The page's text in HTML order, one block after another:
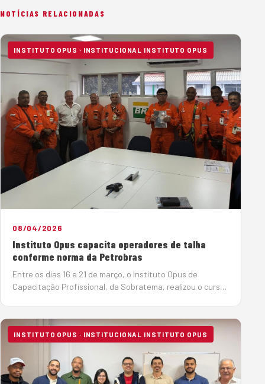
NOTÍCIAS RELACIONADAS
INSTITUTO OPUS · INSTITUCIONAL INSTITUTO OPUS
08/04/2026
Instituto Opus capacita operadores de talha
conforme norma da Petrobras
Entre os dias 16 e 21 de março, o Instituto Opus de
Capacitação Profissional, da Sobratema, realizou o curso
estabelece diretrizes rigorosas …
INSTITUTO OPUS · INSTITUCIONAL INSTITUTO OPUS